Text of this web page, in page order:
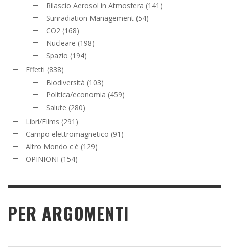
Rilascio Aerosol in Atmosfera (141)
Sunradiation Management (54)
CO2 (168)
Nucleare (198)
Spazio (194)
Effetti (838)
Biodiversità (103)
Politica/economia (459)
Salute (280)
Libri/Films (291)
Campo elettromagnetico (91)
Altro Mondo c'è (129)
OPINIONI (154)
PER ARGOMENTI